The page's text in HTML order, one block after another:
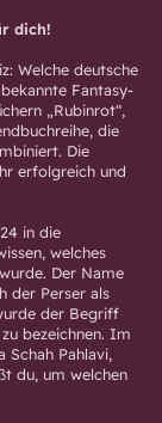
dich!
Welche deutsche
Fantasy-
„Rubinrot“,
die
Die
erfolgreich und
in die
welches
Der Name
der Perser als
der Begriff
bezeichnen. Im
Schah Pahlavi,
du, um welchen